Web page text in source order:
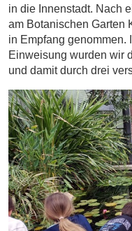
in die Innenstadt. Nach
am Botanischen Garten
in Empfang genommen.
Einweisung wurden wir
und damit durch drei